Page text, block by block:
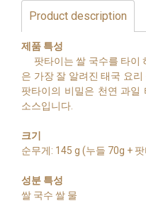
Product description
제품 특성
팟타이는 쌀 국수를 타이
은 가장 잘 알려진 태국 요
팟타이의 비밀은 천연 과일
소스입니다.
크기
순무게: 145 g (누들 70g +
성분 특성
쌀 국수 쌀 물